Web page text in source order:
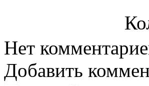
Нет
Добавить